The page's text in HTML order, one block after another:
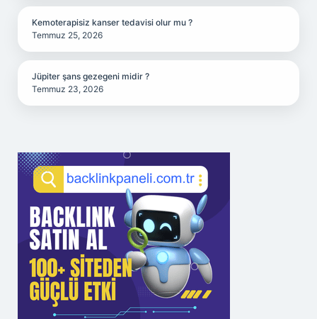
Kemoterapisiz kanser tedavisi olur mu ?
Temmuz 25, 2026
Jüpiter şans gezegeni midir ?
Temmuz 23, 2026